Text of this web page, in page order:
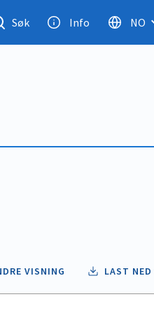
Søk Info NO
VISNING LAST NED